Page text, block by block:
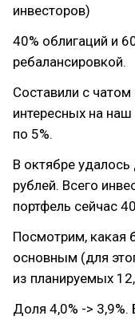
инвесторов)
40% облигаций и
ребалансировкой.
Составили с
интересных на
по 5%.
В октябре
рублей. Всего
портфель сейчас
Посмотрим, какая
основным (для
из планируемых
Доля 4,0% -> 3,9%.